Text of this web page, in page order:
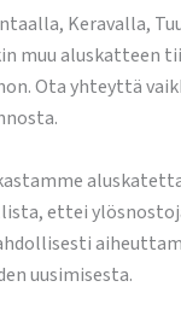
Keravalla,
muu aluskatteen
Ota yhteyttä
ettei
uusimisesta.